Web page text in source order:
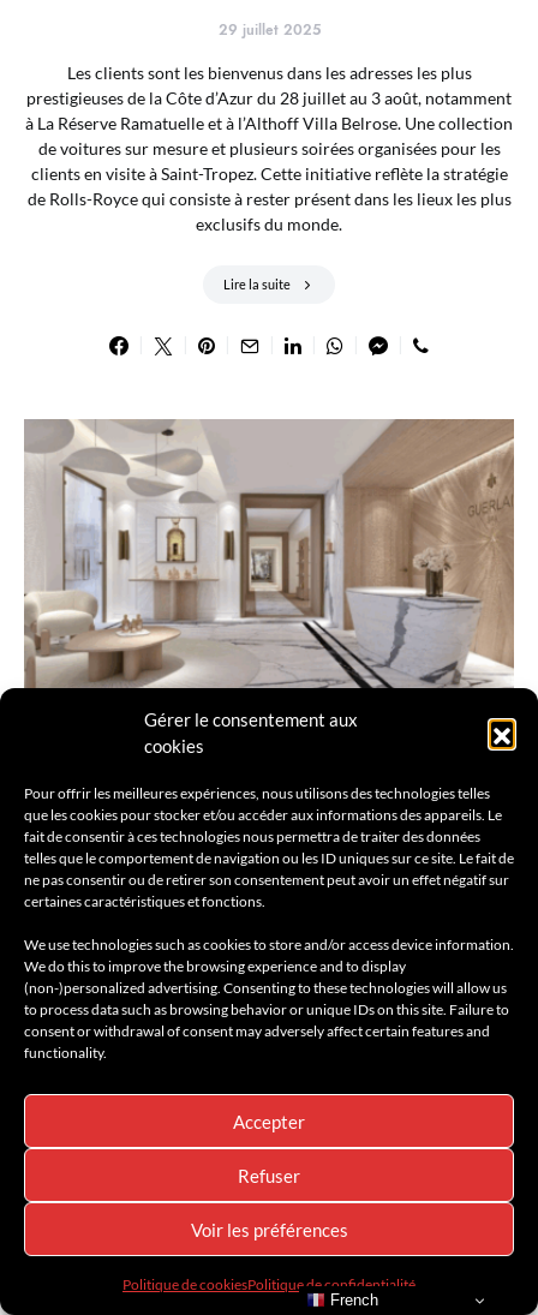
Gérer le consentement aux
cookies
Pour offrir les meilleures expériences, nous utilisons des technologies telles
que les cookies pour stocker et/ou accéder aux informations des appareils. Le
fait de consentir à ces technologies nous permettra de traiter des données
telles que le comportement de navigation ou les ID uniques sur ce site. Le fait de
ne pas consentir ou de retirer son consentement peut avoir un effet négatif sur
certaines caractéristiques et fonctions.
We use technologies such as cookies to store and/or access device information.
We do this to improve the browsing experience and to display
(non-)personalized advertising. Consenting to these technologies will allow us
to process data such as browsing behavior or unique IDs on this site. Failure to
consent or withdrawal of consent may adversely affect certain features and
functionality.
Accepter
Refuser
Voir les préférences
Politique de cookiesPolitique de confidentialité
29 juillet 2025
Les clients sont les bienvenus dans les adresses les plus
prestigieuses de la Côte d’Azur du 28 juillet au 3 août, notamment
à La Réserve Ramatuelle et à l’Althoff Villa Belrose. Une collection
de voitures sur mesure et plusieurs soirées organisées pour les
clients en visite à Saint-Tropez. Cette initiative reflète la stratégie
de Rolls-Royce qui consiste à rester présent dans les lieux les plus
exclusifs du monde.
Lire la suite
À LA UNE ALPES MARITIMES
AMILCAR LUXURY SELECTIONS MAGAZINE
AMILCAR MAGAZINE
BEAUTÉ & BIEN-ÊTRE
BEAUTY SELECTIONS
BEST OF LUXE
BIEN-ÊTRE & BEAUTÉ
BREAKING NEWS
CÔTE D'AZUR - FRENCH RIVIERA
LUXURY HOTELS
MONACO - MONTE CARLO
NEWS
SPA – ESPACES BIEN-ÊTRE
TRAVEL GUIDE
TRAVEL SELECTIONS
L’Hôtel Métropole Monte-Carlo dévoile
le Spa Métropole by Guerlain
22 juillet 2025
innovation et émotion. Chaque soin est une expérience sensorielle
pensée pour rééquilibrer, éveiller et sublimer. Le Spa Métropole
by Guerlain ouvrira ses portes le mardi 29 juillet 2025.
Lire la suite
French